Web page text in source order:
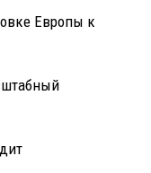
Европы к